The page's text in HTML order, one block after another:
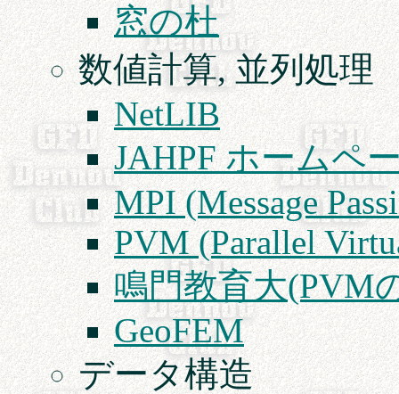
窓の杜
数値計算, 並列処理
NetLIB
JAHPF ホームペ
MPI (Message
PVM (Parallel
鳴門教育大(PVM
GeoFEM
データ構造